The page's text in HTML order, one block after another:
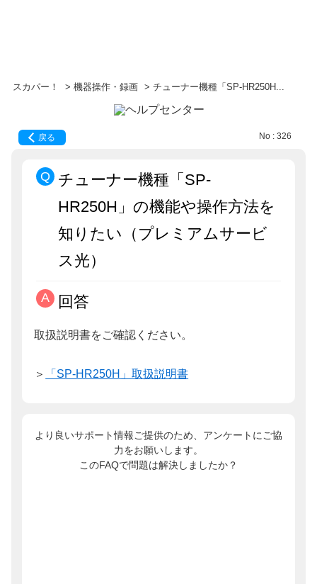
スカパー！ > 機器操作・録画 > チューナー機種「SP-HR250H...
戻る No : 326
チューナー機種「SP-
HR250H」の機能や操作方法を
知りたい（プレミアムサービ
ス光）
回答
取扱説明書をご確認ください。
＞ 「SP-HR250H」取扱説明書
より良いサポート情報ご提供のため、アンケートにご協
力をお願いします。
このFAQで問題は解決しましたか？